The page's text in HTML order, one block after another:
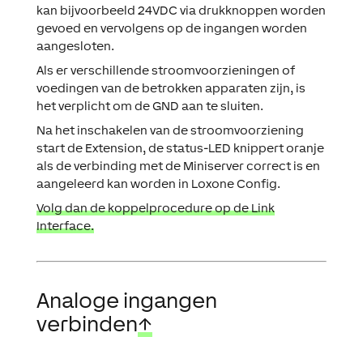
kan bijvoorbeeld 24VDC via drukknoppen worden
gevoed en vervolgens op de ingangen worden
aangesloten.
Als er verschillende stroomvoorzieningen of
voedingen van de betrokken apparaten zijn, is
het verplicht om de GND aan te sluiten.
Na het inschakelen van de stroomvoorziening
start de Extension, de status-LED knippert oranje
als de verbinding met de Miniserver correct is en
aangeleerd kan worden in Loxone Config.
Volg dan de koppelprocedure op de Link
Interface.
Analoge ingangen
verbinden↑